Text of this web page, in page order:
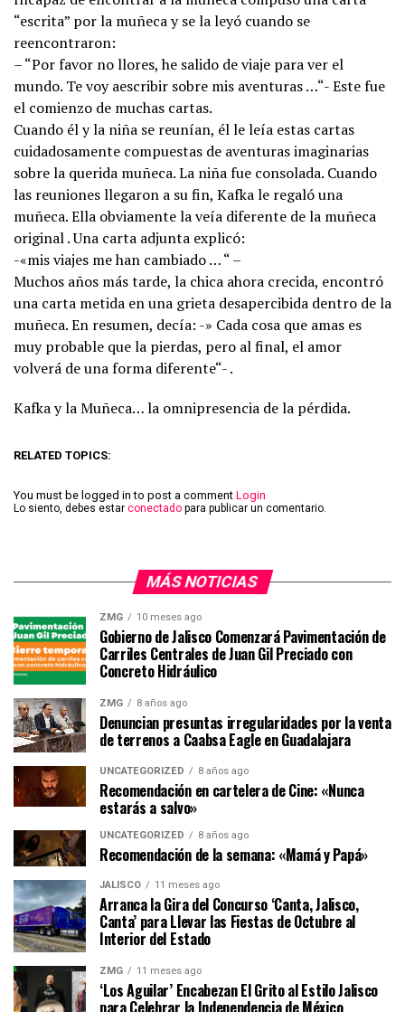
“escrita” por la muñeca y se la leyó cuando se
reencontraron:
– “Por favor no llores, he salido de viaje para ver el
mundo. Te voy aescribir sobre mis aventuras …“- Este fue
el comienzo de muchas cartas.
Cuando él y la niña se reunían, él le leía estas cartas
cuidadosamente compuestas de aventuras imaginarias
sobre la querida muñeca. La niña fue consolada. Cuando
las reuniones llegaron a su fin, Kafka le regaló una
muñeca. Ella obviamente la veía diferente de la muñeca
original . Una carta adjunta explicó:
-«mis viajes me han cambiado … “ –
Muchos años más tarde, la chica ahora crecida, encontró
una carta metida en una grieta desapercibida dentro de la
muñeca. En resumen, decía: -» Cada cosa que amas es
muy probable que la pierdas, pero al final, el amor
volverá de una forma diferente“- .
Kafka y la Muñeca… la omnipresencia de la pérdida.
RELATED TOPICS:
You must be logged in to post a comment Login
Lo siento, debes estar conectado para publicar un comentario.
MÁS NOTICIAS
ZMG 10 meses ago
Gobierno de Jalisco Comenzará Pavimentación de
Carriles Centrales de Juan Gil Preciado con
Concreto Hidráulico
ZMG 8 años ago
Denuncian presuntas irregularidades por la venta
de terrenos a Caabsa Eagle en Guadalajara
UNCATEGORIZED 8 años ago
Recomendación en cartelera de Cine: «Nunca
estarás a salvo»
UNCATEGORIZED 8 años ago
Recomendación de la semana: «Mamá y Papá»
JALISCO 11 meses ago
Arranca la Gira del Concurso ‘Canta, Jalisco,
Canta’ para Llevar las Fiestas de Octubre al
Interior del Estado
ZMG 11 meses ago
‘Los Aguilar’ Encabezan El Grito al Estilo Jalisco
para Celebrar la Independencia de México